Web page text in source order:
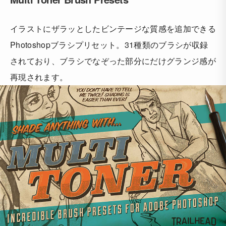
イラストにザラッとしたビンテージな質感を追加できる
Photoshopブラシプリセット。31種類のブラシが収録
されており、ブラシでなぞった部分にだけグランジ感が
再現されます。